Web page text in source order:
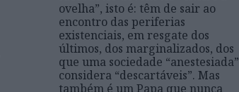
ovelha”, isto é: têm de sair ao
encontro das periferias
existenciais, em resgate dos
últimos, dos marginalizados, dos
que uma sociedade “anestesiada”
considera “descartáveis”. Mas
também é um Papa que nunca